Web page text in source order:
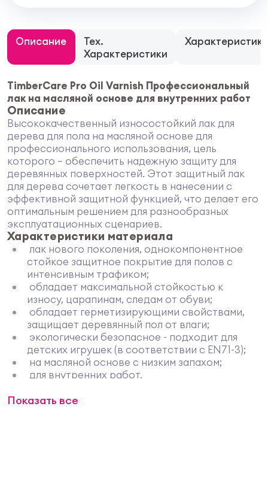
Описание
Тех.
Характеристики
Характеристики
TimberCare Pro Oil Varnish Профессиональный
лак на масляной основе для внутренних работ
Описание
Высококачественный износостойкий лак для
дерева для пола на масляной основе для
профессионального использования, цель
которого — обеспечить надежную защиту для
деревянных поверхностей. Этот защитный лак
для дерева сочетает легкость в нанесении с
эффективной защитной функцией, что делает его
оптимальным решением для разнообразных
эксплуатационных сценариев.
Характеристики материала
лак нового поколения, однокомпонентное
стойкое защитное покрытие для полов с
интенсивным трафиком;
обладает максимальной стойкостью к
износу, царапинам, следам от обуви;
обладает герметизирующими свойствами,
защищает деревянный пол от влаги;
экологически безопасное - подходит для
детских игрушек (в соответствии с EN71-3);
на масляной основе с низким запахом;
для внутренних работ.
ЛОВ:592 г/л.
Показать все